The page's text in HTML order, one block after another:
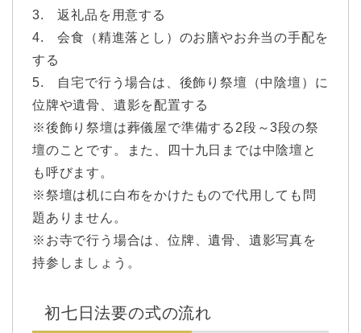
3. 返礼品を用意する
4. 会食（精進落とし）のお膳やお弁当の手配を
する
5. 自宅で行う場合は、後飾り祭壇（中陰壇）に
位牌や遺骨、遺影を配置する
※後飾り祭壇は葬儀屋で準備する2段～3段の祭
壇のことです。また、四十九日までは中陰壇と
も呼びます。
※祭壇は机に白布をかけたもので代用しても問
題ありません。
※お寺で行う場合は、位牌、遺骨、遺影写真を
持参しましょう。
初七日法要の式の流れ